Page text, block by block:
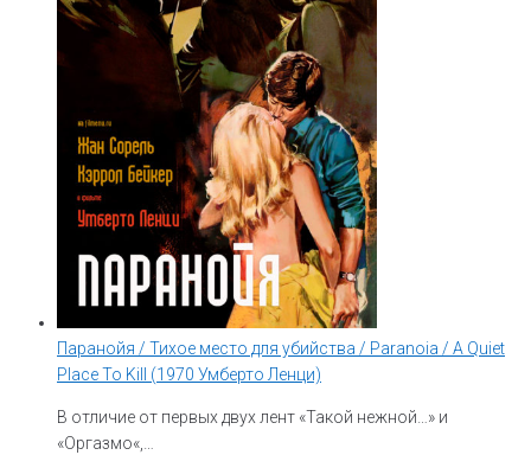
Паранойя / Тихое место для убийства / Paranoia / A Quiet
Place To Kill (1970 Умберто Ленци)
В отличие от первых двух лент «Такой нежной…» и
«Оргазмо«,…